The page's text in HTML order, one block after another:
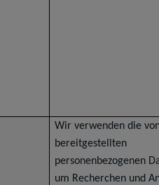
Wir verwenden die
bereitgestellten
personenbezogenen
um Recherchen und